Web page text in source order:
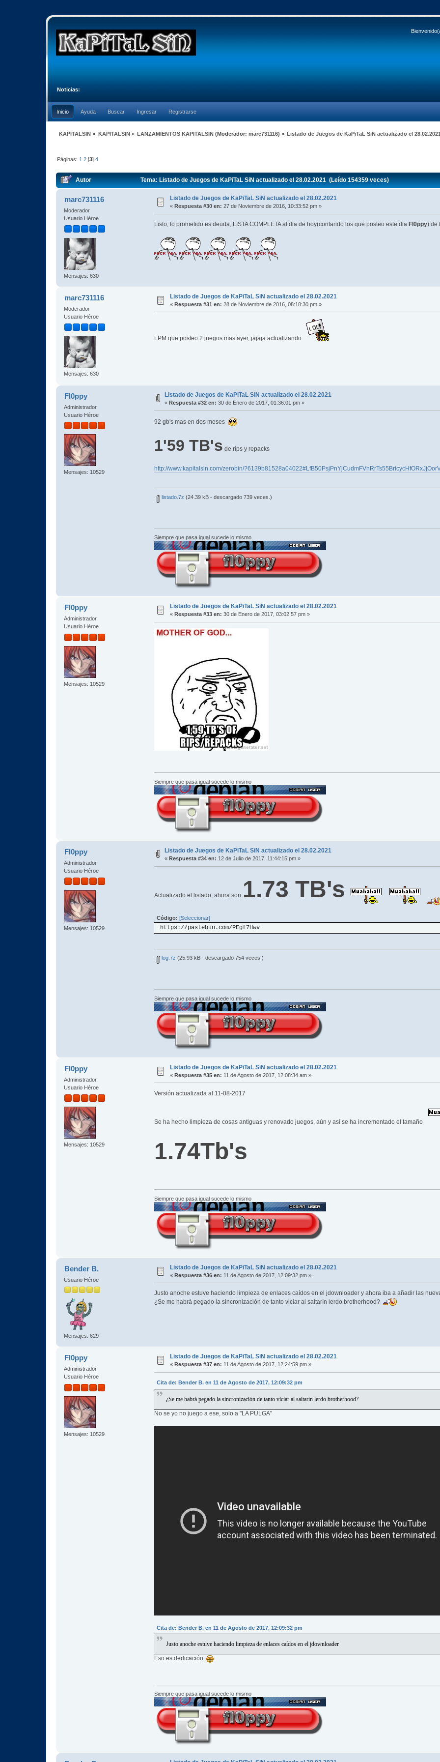
Noticias:
Inicio Ayuda Buscar Ingresar Registrarse
KAPITALSIN » KAPITALSIN» LANZAMIENTOS KAPITALSIN (Moderador:marc731116) » Listado de Juegos de KaPiTaL SiN actualizado el 28.02.2021
Páginas: 1 2 [3]4
Autor Tema: Listado de Juegos de KaPiTaL SiN actualizado el 28.02.2021 (Leído 154359 veces)
marc731116
Moderador
Usuario Héroe
Mensajes: 630
Listado de Juegos de KaPiTaL SiN actualizado el 28.02.2021
«Respuesta #30 en: 27 de Noviembre de 2016, 10:33:52 pm »
Listo, lo prometido es deuda, LISTA COMPLETA al dia de hoy(contando los que posteo este dia Fl0ppy) de
marc731116
Moderador
Usuario Héroe
Mensajes: 630
Listado de Juegos de KaPiTaL SiN actualizado el 28.02.2021
«Respuesta #31 en: 28 de Noviembre de 2016, 08:18:30 pm »
LPM que posteo 2 juegos mas ayer, jajaja actualizando
Fl0ppy
Administrador
Usuario Héroe
Mensajes: 10529
Listado de Juegos de KaPiTaL SiN actualizado el 28.02.2021
«Respuesta #32 en: 30 de Enero de 2017, 01:36:01 pm »
92 gb's mas en dos meses
1'59 TB's de rips y repacks
http://www.kapitalsin.com/zerobin/
listado.7z (24.39 kB - descargado 739 veces.)
Siempre que pasa igual sucede lo mismo
Fl0ppy
Administrador
Usuario Héroe
Mensajes: 10529
Listado de Juegos de KaPiTaL SiN actualizado el 28.02.2021
« Respuesta #33 en: 30 de Enero de 2017, 03:02:57 pm »
Siempre que pasa igual sucede lo mismo
Fl0ppy
Administrador
Usuario Héroe
Mensajes: 10529
Listado de Juegos de KaPiTaL SiN actualizado el 28.02.2021
«Respuesta #34 en: 12 de Julio de 2017, 11:44:15 pm »
Actualizado el listado, ahora son 1.73 TB's
Código: [Seleccionar]
https://pastebin.com/PEgf7Hwv
log.7z (25.93 kB - descargado 754 veces.)
Siempre que pasa igual sucede lo mismo
Fl0ppy
Administrador
Usuario Héroe
Mensajes: 10529
Listado de Juegos de KaPiTaL SiN actualizado el 28.02.2021
«Respuesta #35 en: 11 de Agosto de 2017, 12:08:34 am »
Versión actualizada al 11-08-2017
Se ha hecho limpieza de cosas antiguas y renovado juegos, aún y así se ha incrementado el tamaño
1.74Tb's
Siempre que pasa igual sucede lo mismo
Bender B.
Usuario Héroe
Mensajes: 629
Listado de Juegos de KaPiTaL SiN actualizado el 28.02.2021
«Respuesta #36 en: 11 de Agosto de 2017, 12:09:32 pm »
Justo anoche estuve haciendo limpieza de enlaces caídos en el jdownloader y ahora iba a añadir las
¿Se me habrá pegado la sincronización de tanto viciar al saltarín lerdo brotherhood?
Fl0ppy
Administrador
Usuario Héroe
Mensajes: 10529
Listado de Juegos de KaPiTaL SiN actualizado el 28.02.2021
« Respuesta #37 en: 11 de Agosto de 2017, 12:24:59 pm »
Cita de: Bender B. en 11 de Agosto de 2017, 12:09:32 pm
¿Se me habrá pegado la sincronización de tanto viciar al saltarín lerdo brotherhood?
No se yo no juego a ese, solo a "LA PULGA"
Cita de: Bender B. en 11 de Agosto de 2017, 12:09:32 pm
Justo anoche estuve haciendo limpieza de enlaces caídos en el jdownloader
Eso es dedicación
Siempre que pasa igual sucede lo mismo